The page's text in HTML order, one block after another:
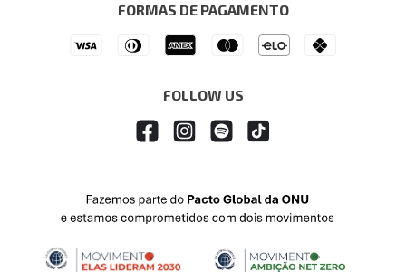
FORMAS DE PAGAMENTO
FOLLOW US